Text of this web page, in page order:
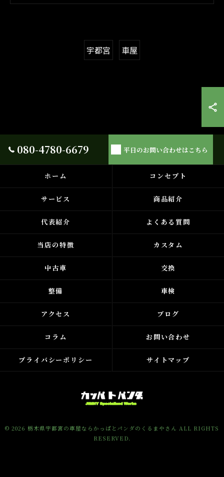
宇都宮 車屋
080-4780-6679 平日のお問い合わせはこちら
ホーム コンセプト
サービス 商品紹介
代表紹介 よくある質問
当店の特徴 カスタム
中古車 交換
整備 車検
アクセス ブログ
コラム お問い合わせ
プライバシーポリシー サイトマップ
© 2026 栃木県宇都宮の車屋ならかっぱとパンダのくるまやさん ALL RIGHTS
RESERVED.